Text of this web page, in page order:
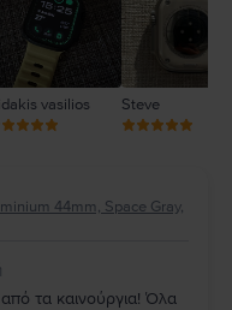
vasilios Steve
44mm, Space Gray,
από τα καινούργια! Όλα